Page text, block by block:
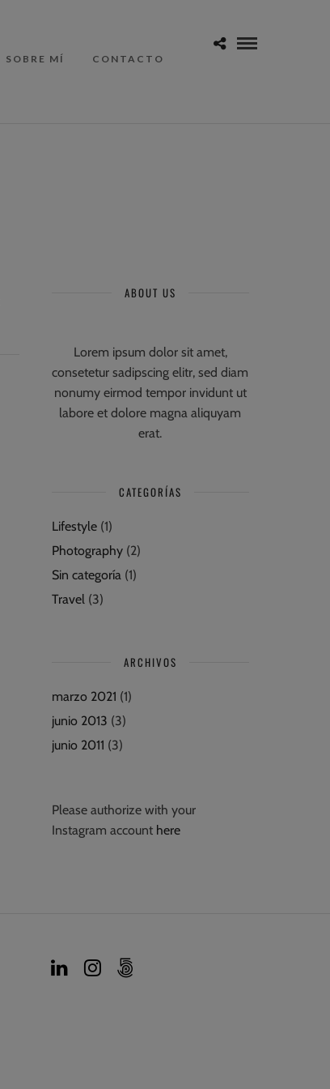
SOBRE MÍ CONTACTO
ABOUT US
Lorem ipsum dolor sit amet,
consetetur sadipscing elitr, sed diam
nonumy eirmod tempor invidunt ut
labore et dolore magna aliquyam
erat.
CATEGORÍAS
Lifestyle(1)
Photography(2)
Sin categoría(1)
Travel(3)
ARCHIVOS
marzo 2021 (1)
junio 2013 (3)
junio 2011 (3)
Please authorize with your
Instagram account here